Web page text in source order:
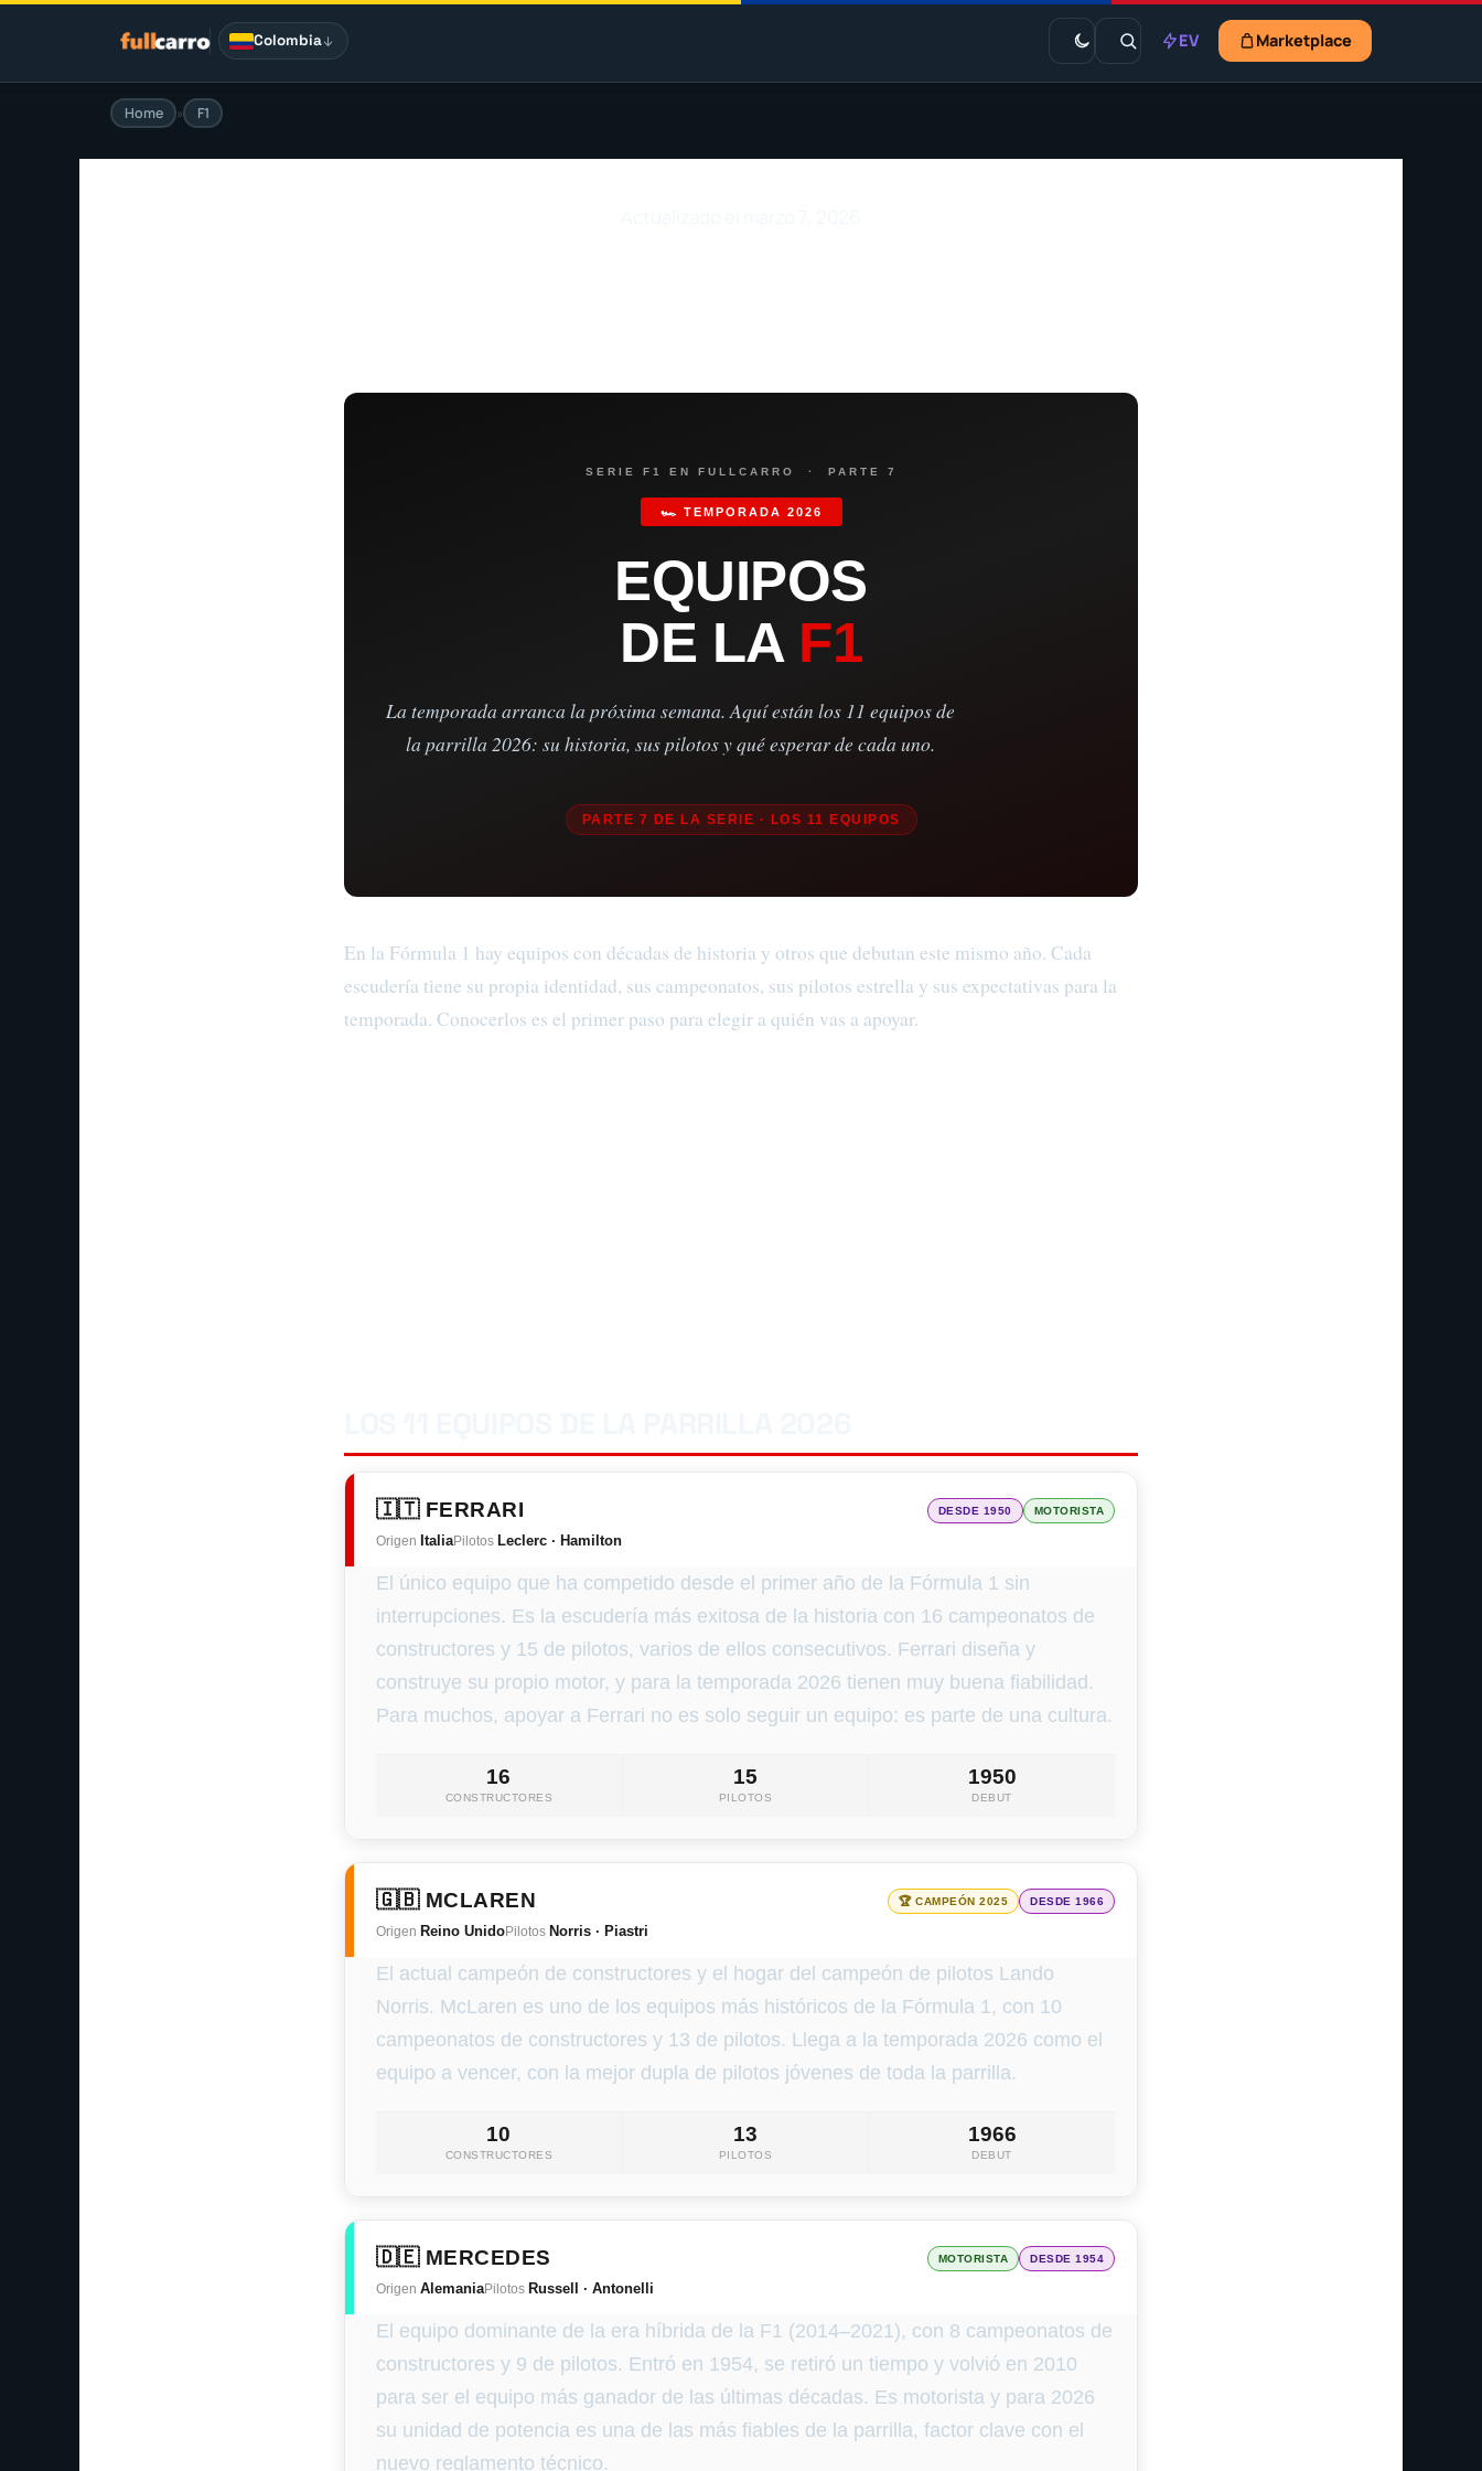
Saltar
Colombia EV Marketplace
Home » F1
SERIE F1 EN FULLCARRO · PARTE 7
🏎️ TEMPORADA 2026
EQUIPOS
DE LA F1
La temporada arranca la próxima semana. Aquí están los 11 equipos de
la parrilla 2026: su historia, sus pilotos y qué esperar de cada uno.
PARTE 7 DE LA SERIE · LOS 11 EQUIPOS
En la Fórmula 1 hay equipos con décadas de historia y otros que debutan este mismo año. Cada
escudería tiene su propia identidad, sus campeonatos, sus pilotos estrella y sus expectativas para la
temporada. Conocerlos es el primer paso para elegir a quién vas a apoyar.
🇮🇹 FERRARI DESDE 1950 MOTORISTA
Origen ItaliaPilotos Leclerc · Hamilton
El único equipo que ha competido desde el primer año de la Fórmula 1 sin
interrupciones. Es la escudería más exitosa de la historia con 16 campeonatos de
constructores y 15 de pilotos, varios de ellos consecutivos. Ferrari diseña y
construye su propio motor, y para la temporada 2026 tienen muy buena fiabilidad.
Para muchos, apoyar a Ferrari no es solo seguir un equipo: es parte de una cultura.
16
CONSTRUCTORES
15
PILOTOS
1950
DEBUT
🇬🇧 MCLAREN 🏆 CAMPEÓN 2025 DESDE 1966
Origen Reino UnidoPilotos Norris · Piastri
El actual campeón de constructores y el hogar del campeón de pilotos Lando
Norris. McLaren es uno de los equipos más históricos de la Fórmula 1, con 10
campeonatos de constructores y 13 de pilotos. Llega a la temporada 2026 como el
equipo a vencer, con la mejor dupla de pilotos jóvenes de toda la parrilla.
10
CONSTRUCTORES
13
PILOTOS
1966
DEBUT
🇩🇪 MERCEDES MOTORISTA DESDE 1954
Origen AlemaniaPilotos Russell · Antonelli
El equipo dominante de la era híbrida de la F1 (2014–2021), con 8 campeonatos de
constructores y 9 de pilotos. Entró en 1954, se retiró un tiempo y volvió en 2010
para ser el equipo más ganador de las últimas décadas. Es motorista y para 2026
su unidad de potencia es una de las más fiables de la parrilla, factor clave con el
nuevo reglamento técnico.